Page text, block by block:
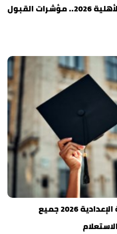
تنسيق جامعة كفر الشيخ الأهلية 2026.. مؤشرات القبول
نتيجة الدور الثاني للشهادة الإعدادية 2026 جميع